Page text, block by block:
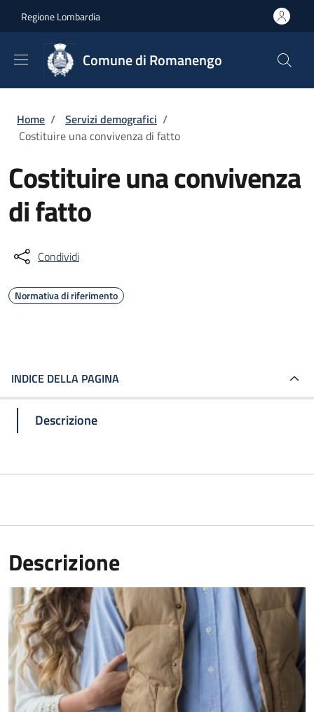
Regione Lombardia
Comune di Romanengo
Briciole di pane
Home / Servizi demografici /
Costituire una convivenza di fatto
Costituire una convivenza
di fatto
Condividi
Normativa di riferimento
INDICE DELLA PAGINA
Descrizione
Descrizione